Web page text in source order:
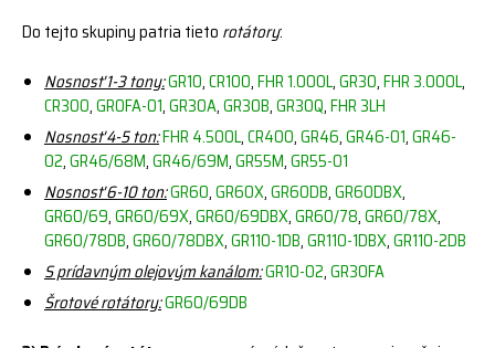
Do tejto skupiny patria tieto rotátory:
Nosnosť 1-3 tony:GR10,CR100,FHR 1.000L,GR30,FHR 3.000L,
CR300,GR0FA-01,GR30A,GR30B,GR30Q,FHR 3LH
Nosnosť 4-5 ton:FHR 4.500L,CR400,GR46,GR46-01,GR46-
02,GR46/68M,GR46/69M,GR55M,GR55-01
Nosnosť 6-10 ton:GR60,GR60X,GR60DB,GR60DBX,
GR60/69,GR60/69X,GR60/69DBX,GR60/78,GR60/78X,
GR60/78DB,GR60/78DBX,GR110-1DB,GR110-1DBX,GR110-2DB
S prídavným olejovým kanálom:GR10-02,GR30FA
Šrotové rotátory:GR60/69DB